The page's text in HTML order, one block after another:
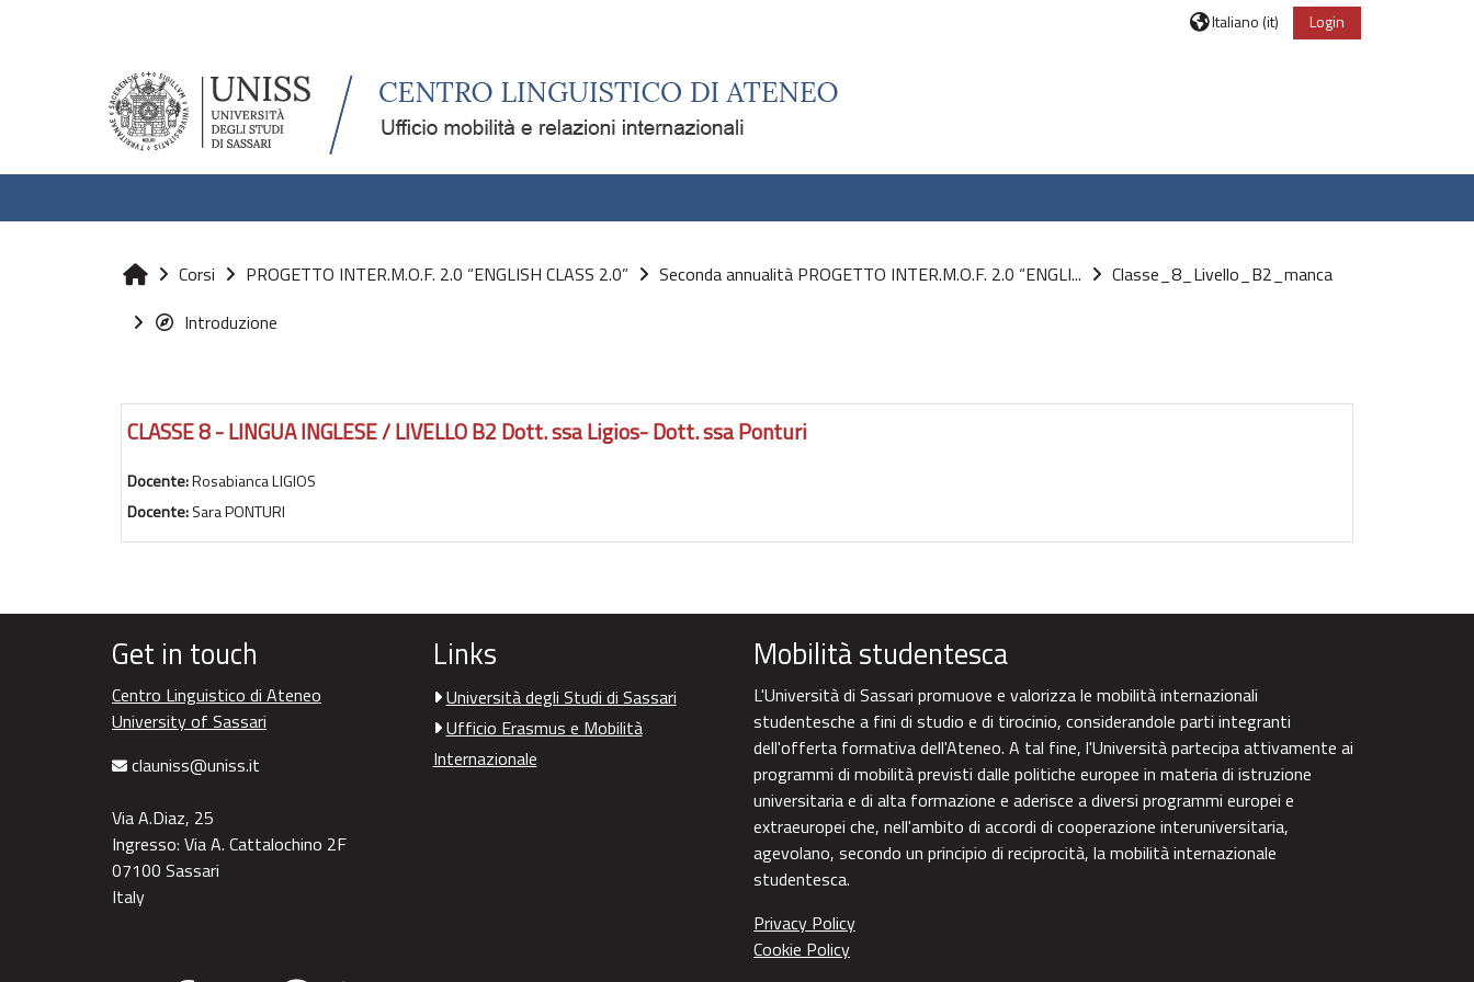
Italiano ‎(it)‎ Login
Home
Corsi PROGETTO INTER.M.O.F. 2.0 “ENGLISH CLASS 2.0” Seconda annualità PROGETTO INTER.M.O.F. 2.0 “ENGLI...
Classe_8_Livello_B2_manca
Introduzione
CLASSE 8 - LINGUA INGLESE / LIVELLO B2 Dott. ssa Ligios- Dott. ssa Ponturi
Docente:Rosabianca LIGIOS
Docente:Sara PONTURI
Get in touch
Centro Linguistico di Ateneo
University of Sassari
clauniss@uniss.it
Via A.Diaz, 25
Ingresso: Via A. Cattalochino 2F
07100 Sassari
Italy
Links
Università degli Studi di Sassari
Ufficio Erasmus e Mobilità
Internazionale
Mobilità studentesca
L'Università di Sassari promuove e valorizza le mobilità internazionali
studentesche a fini di studio e di tirocinio, considerandole parti integranti
dell'offerta formativa dell'Ateneo. A tal fine, l'Università partecipa attivamente ai
programmi di mobilità previsti dalle politiche europee in materia di istruzione
universitaria e di alta formazione e aderisce a diversi programmi europei e
extraeuropei che, nell'ambito di accordi di cooperazione interuniversitaria,
agevolano, secondo un principio di reciprocità, la mobilità internazionale
studentesca.
Privacy Policy
Cookie Policy